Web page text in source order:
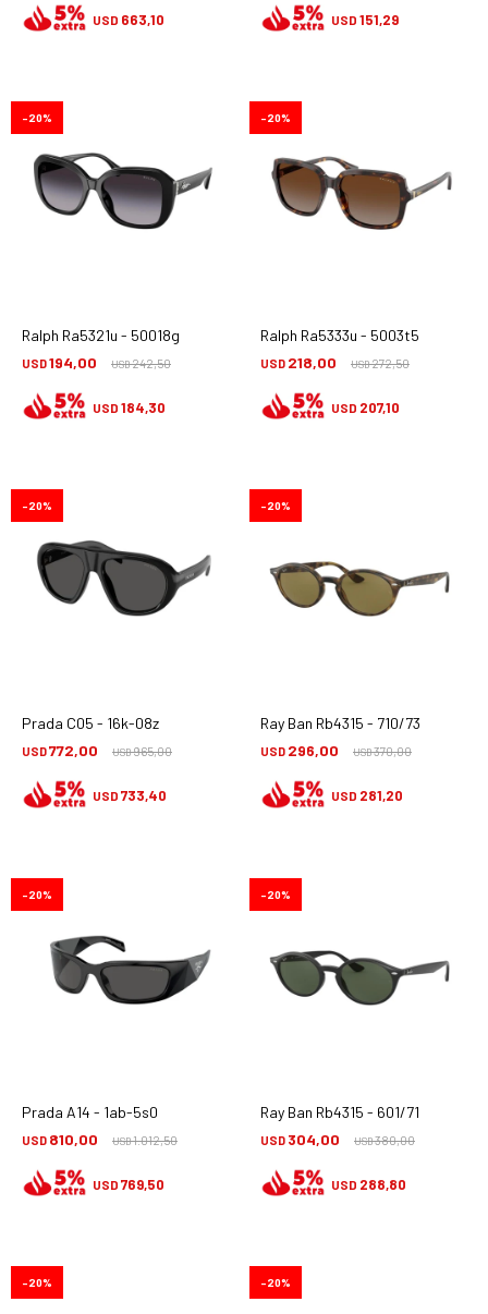
USD 663,10 USD 151,29
Ralph Ra5321u - 50018g
USD194,00 USD242,50
20
USD 184,30
Ralph Ra5333u - 5003t5
USD 218,00 USD272,50
20
USD 207,10
Prada C05 - 16k-08z
USD772,00 USD965,00
20
USD 733,40
Ray Ban Rb4315 - 710/73
USD 296,00 USD370,00
20
USD 281,20
Prada A14 - 1ab-5s0
USD 810,00 USD1.012,50
20
USD 769,50
Ray Ban Rb4315 - 601/71
USD 304,00 USD380,00
20
USD 288,80
20 20